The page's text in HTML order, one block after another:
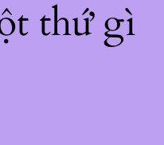
thứ gì